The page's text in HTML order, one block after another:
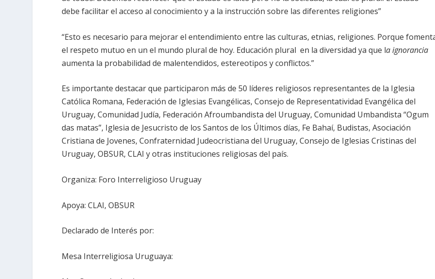
debe facilitar el acceso al conocimiento y a la instrucción sobre las diferentes religiones”
“Esto es necesario para mejorar el entendimiento entre las culturas, etnias, religiones. Porque
el respeto mutuo en un el mundo plural de hoy. Educación plural en la diversidad ya que la ignorancia
aumenta la probabilidad de malentendidos, estereotipos y conflictos.”
Es importante destacar que participaron más de 50 líderes religiosos representantes de la Iglesia
Católica Romana, Federación de Iglesias Evangélicas, Consejo de Representatividad Evangélica del
Uruguay, Comunidad Judía, Federación Afroumbandista del Uruguay, Comunidad Umbandista “Ogum
das matas”, Iglesia de Jesucristo de los Santos de los Últimos días, Fe Bahaí, Budistas, Asociación
Cristiana de Jovenes, Confraternidad Judeocristiana del Uruguay, Consejo de Iglesias Cristinas del
Uruguay, OBSUR, CLAI y otras instituciones religiosas del país.
Organiza: Foro Interreligioso Uruguay
Apoya: CLAI, OBSUR
Declarado de Interés por:
Mesa Interreligiosa Uruguaya: